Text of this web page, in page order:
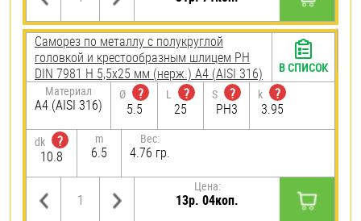
Саморез по металлу с полукруглой
головкой и крестообразным шлицем PH
DIN 7981 H 5,5х25 мм (нерж.) A4 (AISI 316)
Материал
A4 (AISI 316)
Ø
?
5.5
L
?
25
S
?
PH3
k
?
3.95
dk
?
10.8
m
6.5
Вес:
4.76 гр.
Цена:
13р. 04коп.
В СПИСОК